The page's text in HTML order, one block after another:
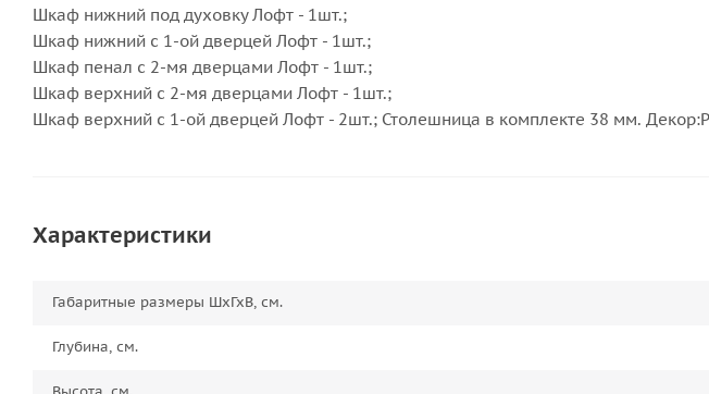
Шкаф нижний под духовку Лофт - 1шт.;
Шкаф нижний с 1-ой дверцей Лофт - 1шт.;
Шкаф пенал с 2-мя дверцами Лофт - 1шт.;
Шкаф верхний с 2-мя дверцами Лофт - 1шт.;
Шкаф верхний с 1-ой дверцей Лофт - 2шт.; Столешница в комплекте 38 мм.
Характеристики
Габаритные размеры ШхГхВ, см.
Глубина, см.